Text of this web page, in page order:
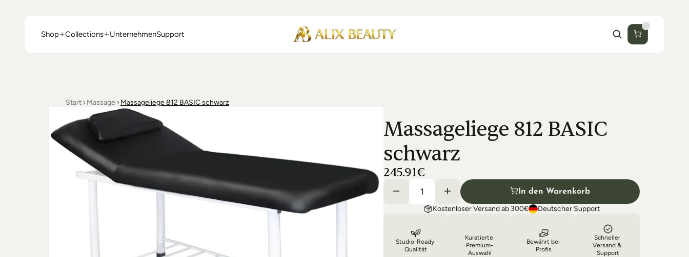
Shop
Collections
UnternehmenSupport
Start Massage Massageliege 812 BASIC schwarz
Massageliege 812 BASIC
schwarz
245.91€
In den Warenkorb
Kostenloser Versand ab 300€ Deutscher Support
Studio-Ready
Qualität
Kuratierte
Premium-
Auswahl
Bewährt bei
Profis
Schneller
Versand &
Support